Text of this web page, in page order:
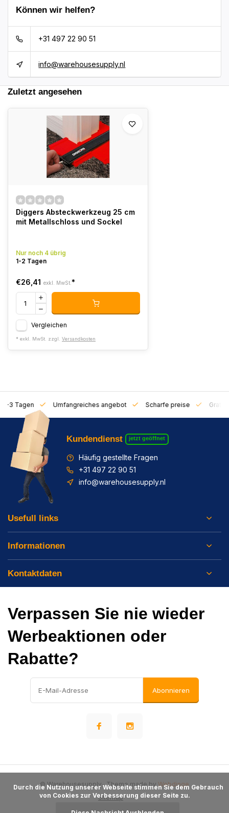
Können wir helfen?
+31 497 22 90 51
info@warehousesupply.nl
Zuletzt angesehen
Diggers Absteckwerkzeug 25 cm
mit Metallschloss und Sockel
Nur noch 4 übrig
1-2 Tagen
€26,41 exkl. MwSt. *
Vergleichen
* exkl. MwSt. zzgl. Versandkosten
1-3 Tagen Umfangreiches angebot Scharfe preise Gratis
Kundendienst jetzt geöffnet
Häufig gestellte Fragen
+31 497 22 90 51
info@warehousesupply.nl
Usefull links
Informationen
Kontaktdaten
Verpassen Sie nie wieder
Werbeaktionen oder
Rabatte?
Abonnieren
Sitemap
© Warehousesupply- Theme made by Webdinge
von Cookies zur Verbesserung dieser Seite zu.